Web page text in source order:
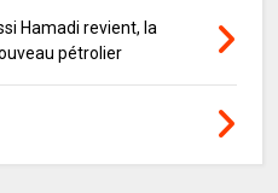
Hamadi revient, la
pétrolier